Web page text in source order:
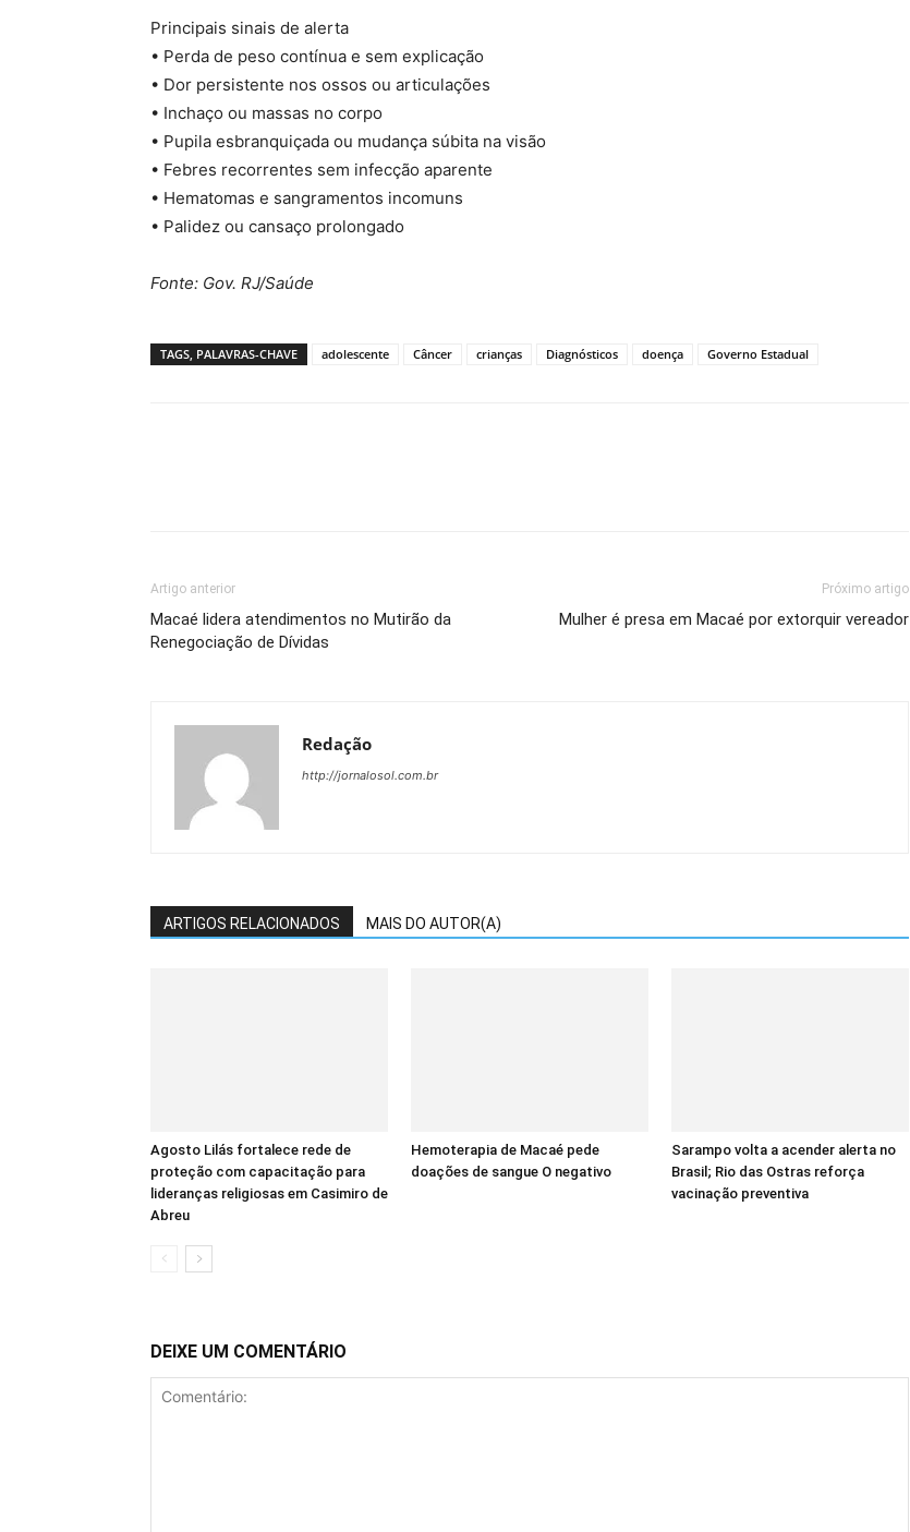
Principais sinais de alerta
• Perda de peso contínua e sem explicação
• Dor persistente nos ossos ou articulações
• Inchaço ou massas no corpo
• Pupila esbranquiçada ou mudança súbita na visão
• Febres recorrentes sem infecção aparente
• Hematomas e sangramentos incomuns
• Palidez ou cansaço prolongado
Fonte: Gov. RJ/Saúde
TAGS, PALAVRAS-CHAVE adolescente Câncer crianças Diagnósticos doença Governo Estadual
Artigo anterior
Macaé lidera atendimentos no Mutirão da
Renegociação de Dívidas
Próximo artigo
Mulher é presa em Macaé por extorquir vereador
Redação
http://jornalosol.com.br
ARTIGOS RELACIONADOS MAIS DO AUTOR(A)
Agosto Lilás fortalece rede de
proteção com capacitação para
lideranças religiosas em Casimiro de
Abreu
Hemoterapia de Macaé pede
doações de sangue O negativo
Sarampo volta a acender alerta no
Brasil; Rio das Ostras reforça
vacinação preventiva
DEIXE UM COMENTÁRIO